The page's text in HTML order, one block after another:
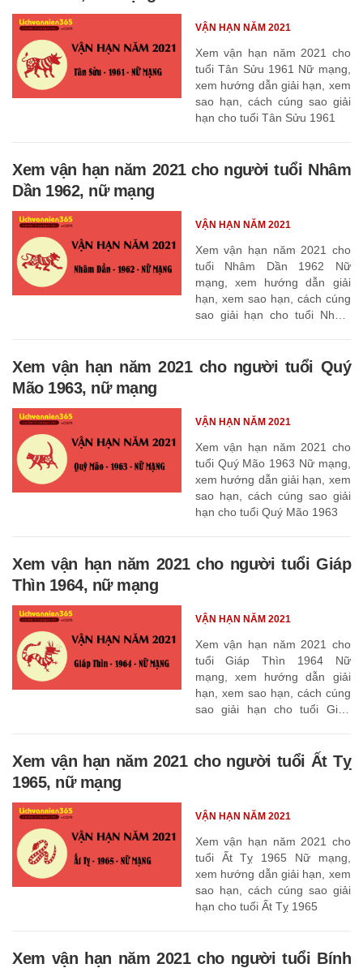
Xem vận hạn năm 2021 cho
tuổi Tân Sửu 1961 Nữ mạng,
xem hướng dẫn giải hạn, xem
sao hạn, cách cúng sao giải
hạn cho tuổi Tân Sửu 1961
VẬN HẠN NĂM 2021
Xem vận hạn năm 2021 cho người tuổi Nhâm
Dần 1962, nữ mạng
Xem vận hạn năm 2021 cho
tuổi Nhâm Dần 1962 Nữ
mạng, xem hướng dẫn giải
hạn, xem sao hạn, cách cúng
sao giải hạn cho tuổi Nhâm
VẬN HẠN NĂM 2021
Xem vận hạn năm 2021 cho người tuổi Quý
Mão 1963, nữ mạng
Xem vận hạn năm 2021 cho
tuổi Quý Mão 1963 Nữ mạng,
xem hướng dẫn giải hạn, xem
sao hạn, cách cúng sao giải
hạn cho tuổi Quý Mão 1963
VẬN HẠN NĂM 2021
Xem vận hạn năm 2021 cho người tuổi Giáp
Thìn 1964, nữ mạng
Xem vận hạn năm 2021 cho
tuổi Giáp Thìn 1964 Nữ
mạng, xem hướng dẫn giải
hạn, xem sao hạn, cách cúng
sao giải hạn cho tuổi Giáp
VẬN HẠN NĂM 2021
Xem vận hạn năm 2021 cho người tuổi Ất Tỵ
1965, nữ mạng
Xem vận hạn năm 2021 cho
tuổi Ất Tỵ 1965 Nữ mạng,
xem hướng dẫn giải hạn, xem
sao hạn, cách cúng sao giải
hạn cho tuổi Ất Tỵ 1965
VẬN HẠN NĂM 2021
Xem vận hạn năm 2021 cho người tuổi Bính